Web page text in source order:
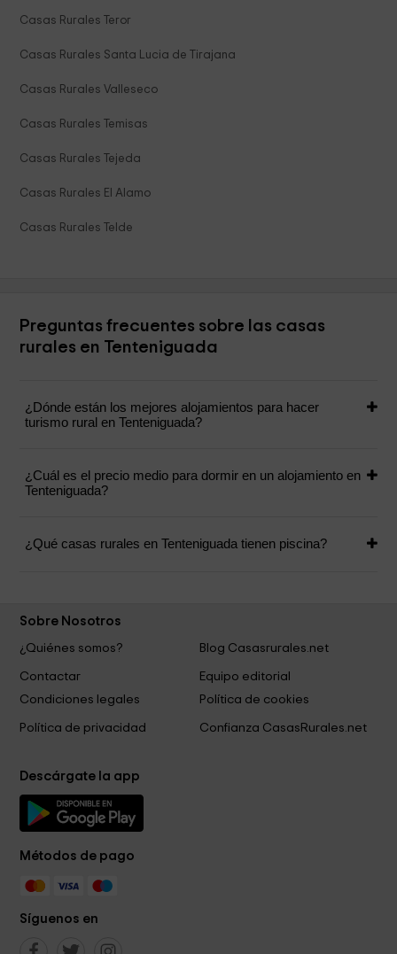
Casas Rurales Teror
Casas Rurales Santa Lucia de Tirajana
Casas Rurales Valleseco
Casas Rurales Temisas
Casas Rurales Tejeda
Casas Rurales El Alamo
Casas Rurales Telde
Preguntas frecuentes sobre las casas
rurales en Tenteniguada
¿Dónde están los mejores alojamientos para hacer
turismo rural en Tenteniguada?
¿Cuál es el precio medio para dormir en un alojamiento en
Tenteniguada?
¿Qué casas rurales en Tenteniguada tienen piscina?
Sobre Nosotros
¿Quiénes somos?
Blog Casasrurales.net
Contactar
Equipo editorial
Condiciones legales
Política de cookies
Política de privacidad Confianza CasasRurales.net
Descárgate la app
Métodos de pago
Síguenos en